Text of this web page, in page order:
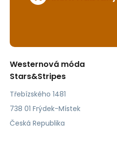
Westernová móda
Stars&Stripes
Třebízského 1481
738 01 Frýdek-Místek
Česká Republika